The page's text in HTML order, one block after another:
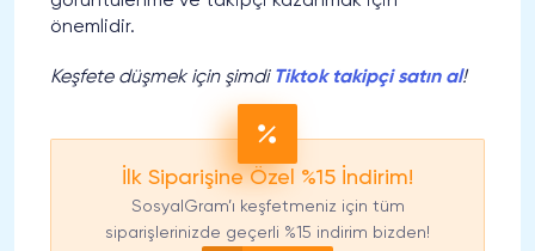
önemlidir.
Keşfete düşmek için şimdi Tiktok takipçi satın al!
İlk Siparişine Özel %15 İndirim!
SosyalGram’ı keşfetmeniz için tüm
siparişlerinizde geçerli %15 indirim bizden!